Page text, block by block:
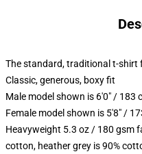
The standard, traditional t-shirt
Classic, generous, boxy fit
Male model shown is 6'0" / 183
Female model shown is 5'8" /
Heavyweight 5.3 oz / 180 gsm
cotton, heather grey is 90%